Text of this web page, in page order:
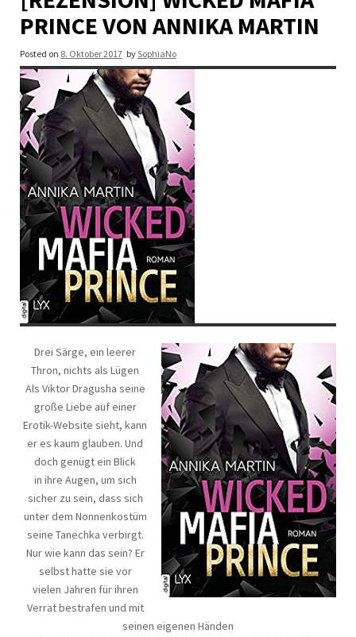
PRINCE VON ANNIKA MARTIN
Posted on 8. Oktober 2017 bySophiaNo
Drei Särge, ein leerer
Thron, nichts als Lügen
Als Viktor Dragusha seine
große Liebe auf einer
Erotik-Website sieht, kann
er es kaum glauben. Und
doch genügt ein Blick
in ihre Augen, um sich
sicher zu sein, dass sich
unter dem Nonnenkostüm
seine Tanechka verbirgt.
Nur wie kann das sein? Er
selbst hatte sie vor
vielen Jahren für ihren
Verrat bestrafen und mit
seinen eigenen Händen